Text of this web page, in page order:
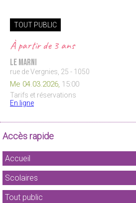
TOUT PUBLIC
À partir de 3 ans
Le Marni
rue de Vergnies, 25 - 1050
Me 04.03.2026, 15:00
Tarifs et réservations
En ligne
Accès rapide
Accueil
Scolaires
Tout public